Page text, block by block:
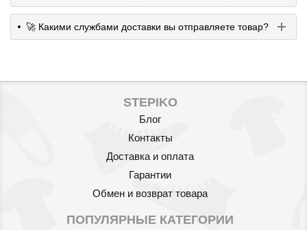
🚀 Какими службами доставки вы отправляете товар?
STEPIKO
Блог
Контакты
Доставка и оплата
Гарантии
Обмен и возврат товара
ПОПУЛЯРНЫЕ КАТЕГОРИИ